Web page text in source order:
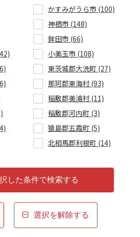
かすみがうら市 (100)
神栖市 (148)
鉾田市 (66)
小美玉市 (108)
東茨城郡大洗町 (27)
那珂郡東海村 (93)
稲敷郡美浦村 (11)
稲敷郡河内町 (3)
猿島郡五霞町 (5)
北相馬郡利根町 (14)
した条件で検索する
選択を解除する